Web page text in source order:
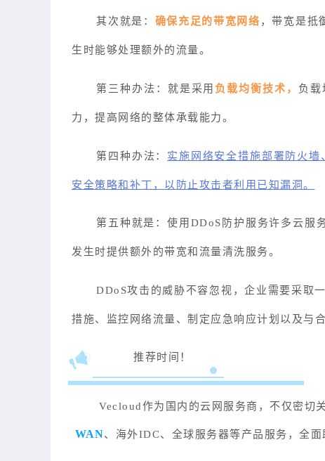
其次就是： 确保充足的带宽网络 ，带宽是抵
生时能够处理额外的流量。
第三种办法：就是采用 负载均衡技术， 负载
力，提高网络的整体承载能力。
第四种办法： 实施网络安全措施部署防火
安全策略和补丁，以防止攻击者利用已知漏洞。
第五种就是：使用DDoS防护服务许多云服
发生时提供额外的带宽和流量清洗服务。
DDoS攻击的威胁不容忽视，企业需要采取
措施、监控网络流量、制定应急响应计划以及与
推荐时间！
Vecloud作为国内的云网服务商，不仅密切
WAN、海外IDC、全球服务器等产品服务，全